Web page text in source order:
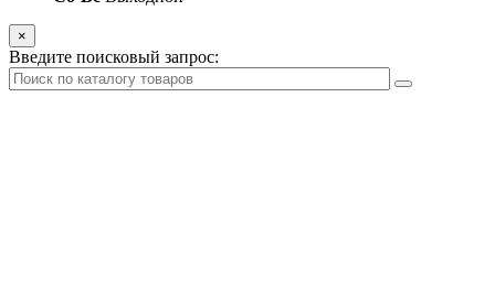
×
Введите поисковый запрос: